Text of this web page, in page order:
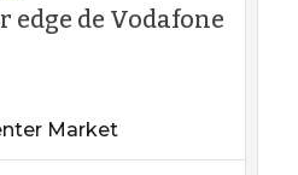
edge de Vodafone
Market